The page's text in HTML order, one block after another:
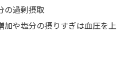
の過剰摂取
加や塩分の摂りすぎは血圧を上